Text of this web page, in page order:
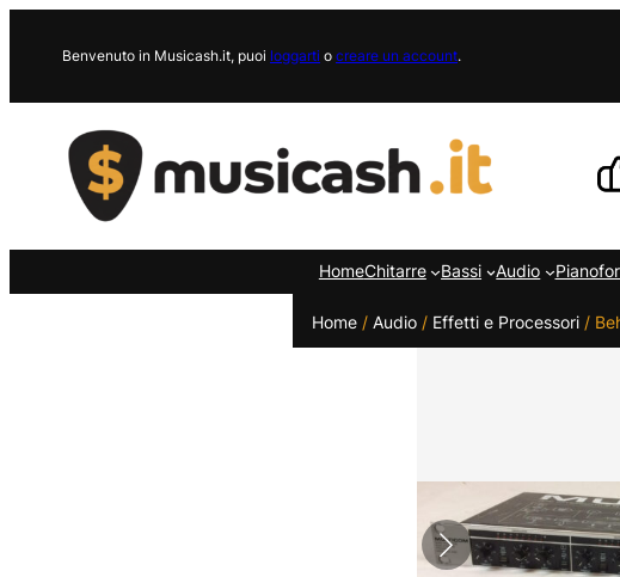
Benvenuto in Musicash.it, puoi loggarti o creare un account.
HomeChitarre Bassi Audio
Home/ Audio/ Effetti e Processori/